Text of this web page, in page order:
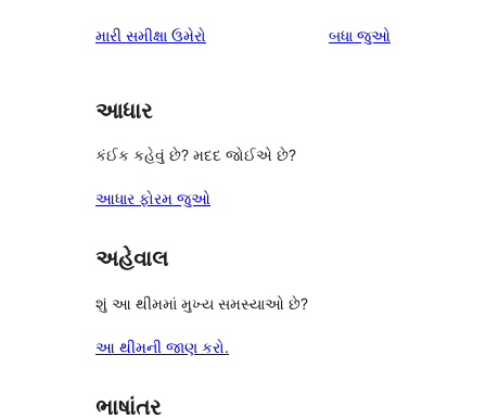
સમીક્ષાઓ
સ્ટાર
મારી સમીક્ષા ઉમેરો બધા સમીક્ષાઓ
જુઓ
આધાર
કંઈક કહેવું છે? મદદ જોઈએ છે?
આધાર ફોરમ જુઓ
અહેવાલ
શું આ થીમમાં મુખ્ય સમસ્યાઓ છે?
આ થીમની જાણ કરો.
ભાષાંતર